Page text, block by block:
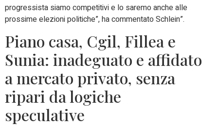
progressista siamo competitivi e lo saremo anche alle
prossime elezioni politiche”, ha commentato Schlein”.
Piano casa, Cgil, Fillea e
Sunia: inadeguato e affidato
a mercato privato, senza
ripari da logiche
speculative